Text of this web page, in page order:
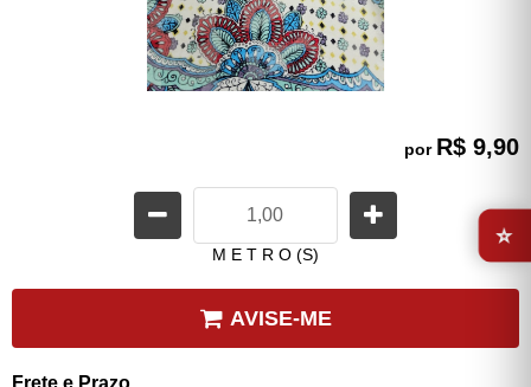
por R$ 9,90
M E T R O (S)
AVISE-ME
Frete e Prazo
⭐